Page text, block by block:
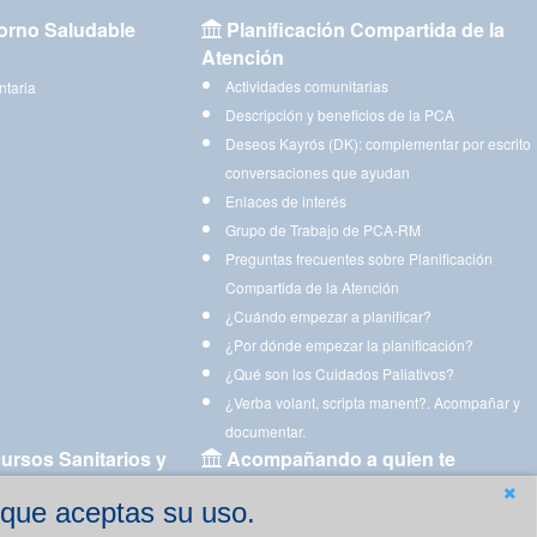
aceptas su uso.
Saludable
Planificación Compartida de la
Atención
Actividades comunitarias
Descripción y beneficios de la PCA
Deseos Kayrós (DK): complementar por escrito
conversaciones que ayudan
Enlaces de interés
Grupo de Trabajo de PCA-RM
Preguntas frecuentes sobre Planificación
Compartida de la Atención
¿Cuándo empezar a planificar?
¿Por dónde empezar la planificación?
¿Qué son los Cuidados Paliativos?
¿Verba volant, scripta manent?. Acompañar y
documentar.
Sanitarios y
Acompañando a quien te
Aplicaciones para descargar